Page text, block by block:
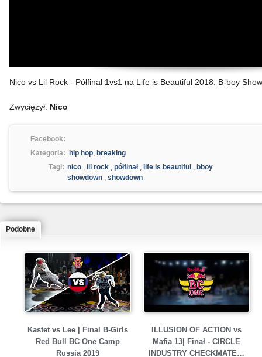
Nico vs Lil Rock - Półfinał 1vs1 na Life is Beautiful 2018: B-boy
Zwyciężył: Nico
Facebook:
Kategoria:
hip hop, breaking
Tagi: nico , lil rock , półfinał, life is beautiful , bboy
showdown , showdown
Podobne
Kastet vs Lee | Final B-Girls
Red Bull BC One Camp
Russia 2019
ILLUSION OF ACTION vs
Mafia 13| Finał - CIRCLE
INDUSTRY CHECKMATE…